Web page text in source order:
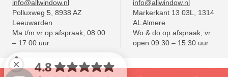
info@allwindow.nl
Polluxweg 5, 8938 AZ
Leeuwarden
Ma t/m vr op afspraak, 08:00
– 17:00 uur
info@allwindow.nl
Markerkant 13 03L, 1314
AL Almere
Wo & do op afspraak, vr
open 09:30 – 15:30 uur